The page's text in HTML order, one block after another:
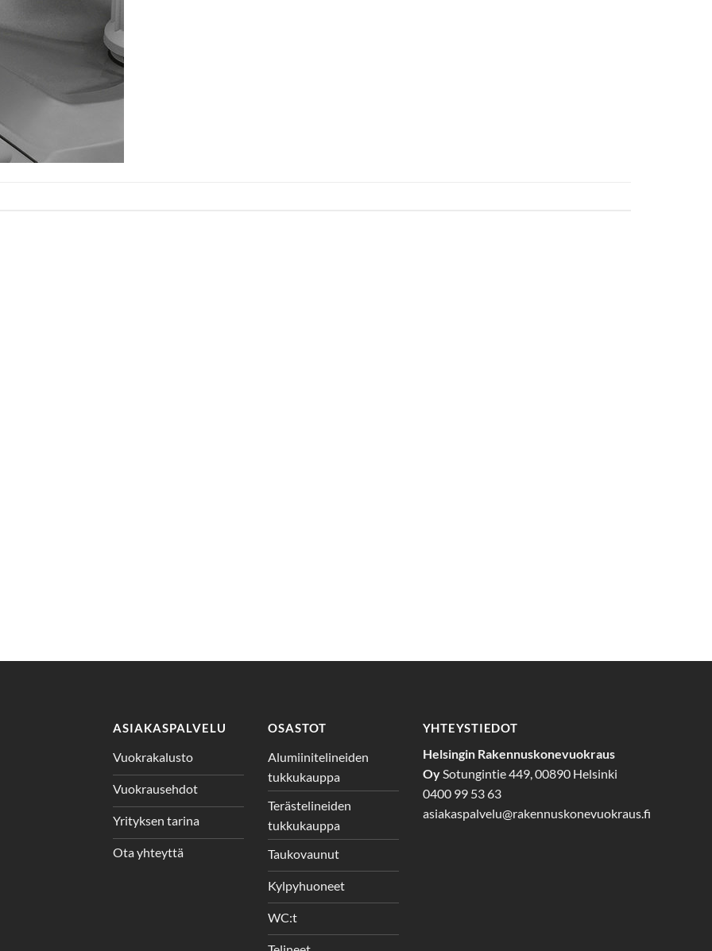
ASIAKASPALVELU
Vuokrakalusto
Vuokrausehdot
Yrityksen tarina
Ota yhteyttä
OSASTOT
Alumiinitelineiden
tukkukauppa
Terästelineiden
tukkukauppa
Taukovaunut
Kylpyhuoneet
WC:t
YHTEYSTIEDOT
Helsingin Rakennuskonevuokraus
Oy Sotungintie 449, 00890 Helsinki
0400 99 53 63
asiakaspalvelu@rakennuskonevuokraus.fi